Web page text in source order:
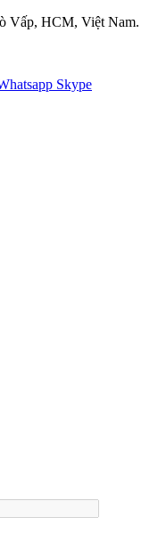
Vấp, HCM, Việt Nam.
Skype